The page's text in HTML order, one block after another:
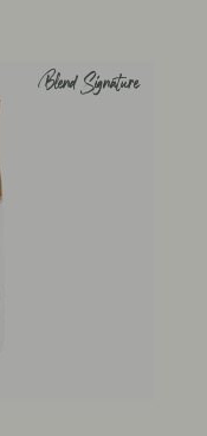
Blend Signature
Blend Signature